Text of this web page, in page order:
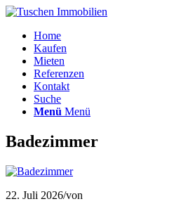
Home
Kaufen
Mieten
Referenzen
Kontakt
Suche
Menü Menü
Badezimmer
22. Juli 2026/von